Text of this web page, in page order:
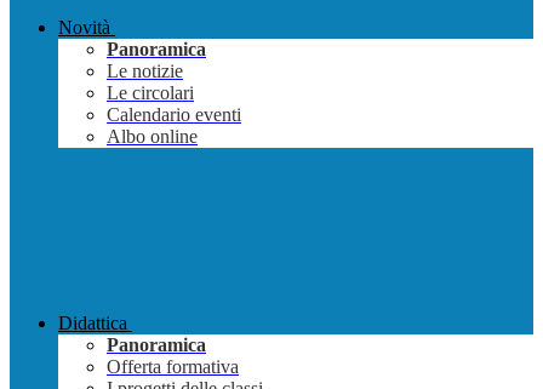
Novità
Panoramica
Le notizie
Le circolari
Calendario eventi
Albo online
Didattica
Panoramica
Offerta formativa